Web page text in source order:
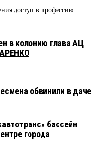
доступ в профессию
в колонию глава АЦ
обвинили в даче
бассейн
города